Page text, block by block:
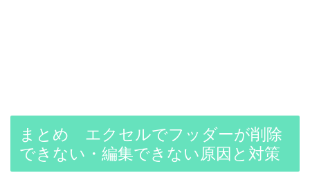
まとめ エクセルでフッダーが削除
できない・編集できない原因と対策